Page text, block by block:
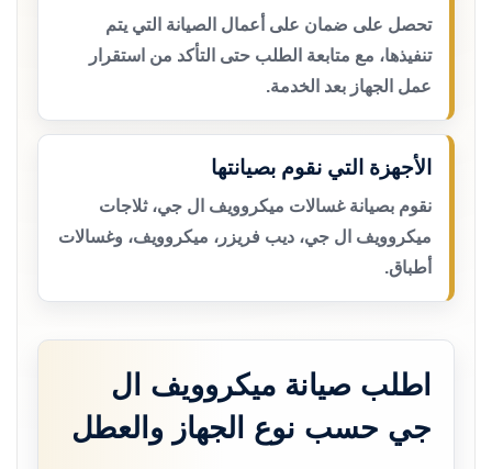
تحصل على ضمان على أعمال الصيانة التي يتم
تنفيذها، مع متابعة الطلب حتى التأكد من استقرار
عمل الجهاز بعد الخدمة.
الأجهزة التي نقوم بصيانتها
نقوم بصيانة غسالات ميكروويف ال جي، ثلاجات
ميكروويف ال جي، ديب فريزر، ميكروويف، وغسالات
أطباق.
اطلب صيانة ميكروويف ال
جي حسب نوع الجهاز والعطل